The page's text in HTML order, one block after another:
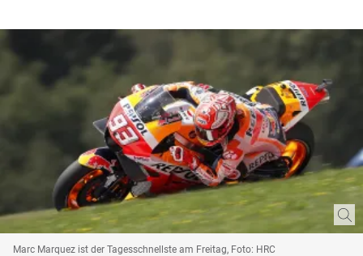
Marc Marquez ist der Tagesschnellste am Freitag, Foto: HRC